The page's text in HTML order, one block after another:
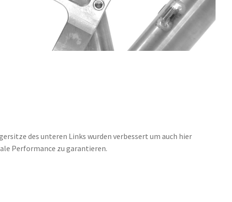
des unteren Links wurden verbessert um auch hier
Performance zu garantieren.